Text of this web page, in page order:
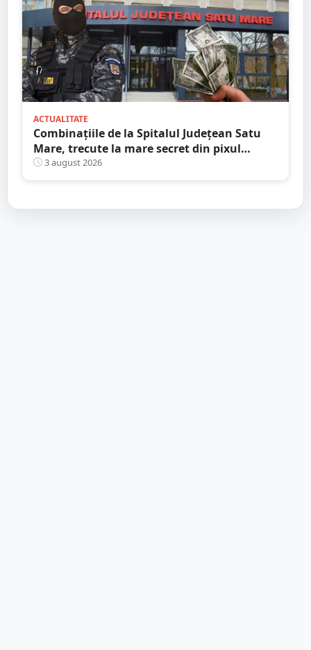
ACTUALITATE
Combinațiile de la Spitalul Județean Satu
Mare, trecute la mare secret din pixul
ministrului
3 august 2026